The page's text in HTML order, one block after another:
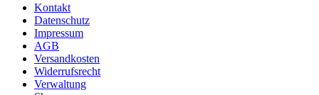
Kontakt
Datenschutz
Impressum
AGB
Versandkosten
Widerrufsrecht
Verwaltung